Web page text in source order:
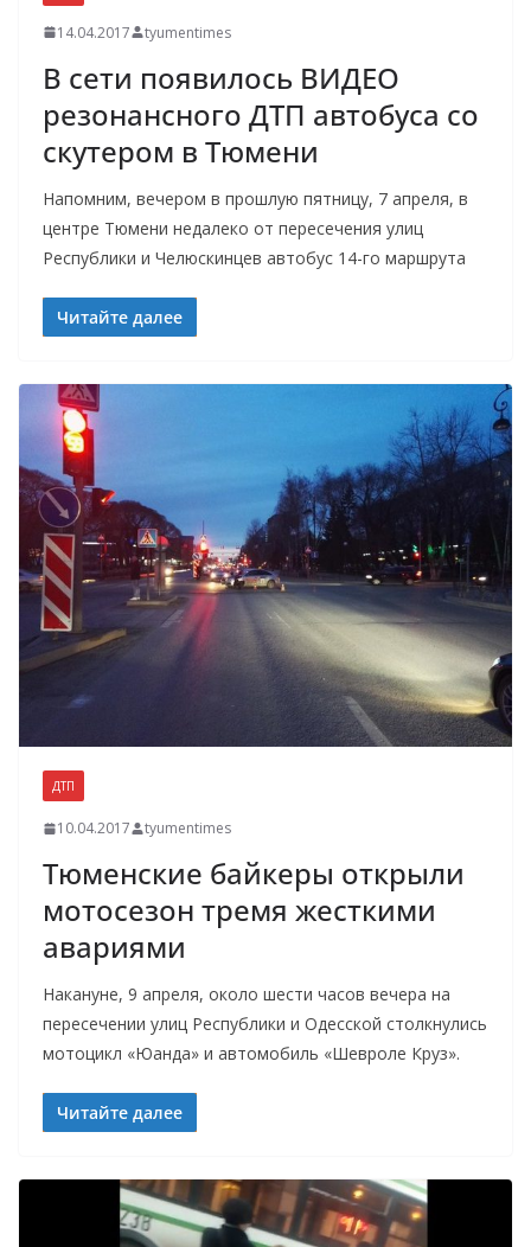
14.04.2017 tyumentimes
В сети появилось ВИДЕО
резонансного ДТП автобуса со
скутером в Тюмени
Напомним, вечером в прошлую пятницу, 7 апреля, в
центре Тюмени недалеко от пересечения улиц
Республики и Челюскинцев автобус 14-го маршрута
Читайте далее
ДТП
10.04.2017 tyumentimes
Тюменские байкеры открыли
мотосезон тремя жесткими
авариями
Накануне, 9 апреля, около шести часов вечера на
пересечении улиц Республики и Одесской столкнулись
мотоцикл «Юанда» и автомобиль «Шевроле Круз».
Читайте далее